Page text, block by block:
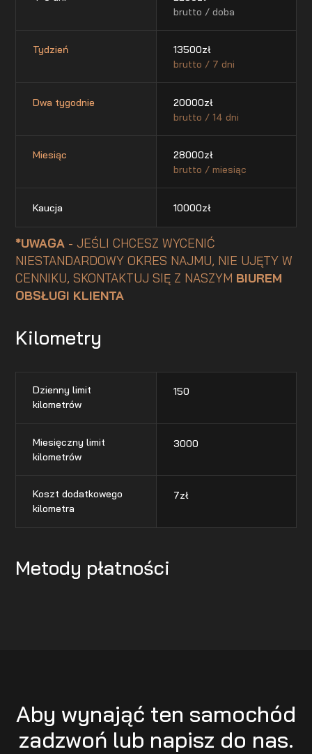
brutto / doba
Tydzień 13500zł
brutto / 7 dni
Dwa tygodnie 20000zł
brutto / 14 dni
Miesiąc 28000zł
brutto / miesiąc
Kaucja 10000zł
*UWAGA - JEŚLI CHCESZ WYCENIĆ
NIESTANDARDOWY OKRES NAJMU, NIE UJĘTY W
CENNIKU, SKONTAKTUJ SIĘ Z NASZYM BIUREM
OBSŁUGI KLIENTA
Kilometry
Dzienny limit
kilometrów
150
Miesięczny limit
kilometrów
3000
Koszt dodatkowego
kilometra
7zł
Metody płatności
Aby wynająć ten samochód
zadzwoń lub napisz do nas.